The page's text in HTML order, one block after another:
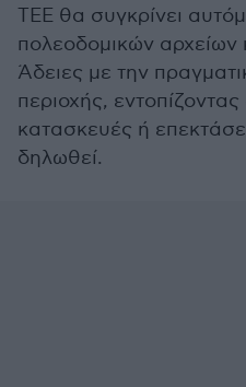
ΤΕΕ θα συγκρίνει
πολεοδομικών αρχείων
Άδειες με την
περιοχής,
κατασκευές ή
δηλωθεί.